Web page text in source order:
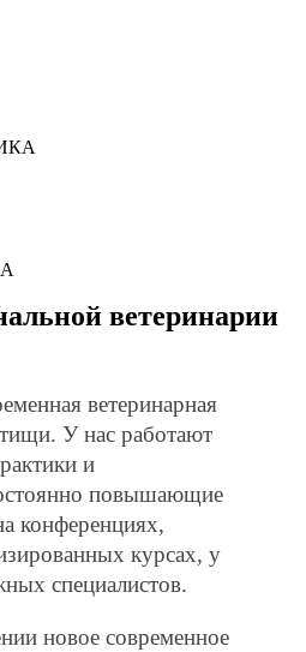
ветеринарии
ветеринарная
У нас работают
и
повышающие
конференциях,
курсах, у
специалистов.
новое современное